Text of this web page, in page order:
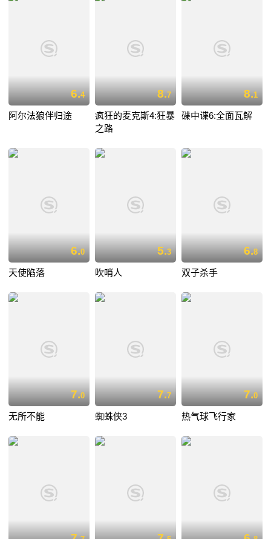
6.4
阿尔法狼伴归途
8.7
疯狂的麦克斯4:狂暴
之路
8.1
碟中谍6:全面瓦解
6.0
天使陷落
5.3
吹哨人
6.8
双子杀手
7.0
无所不能
7.7
蜘蛛侠3
7.0
热气球飞行家